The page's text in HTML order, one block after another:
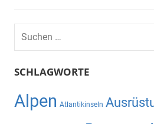
Suchen
nach:
SCHLAGWORTE
Alpen Atlantikinseln